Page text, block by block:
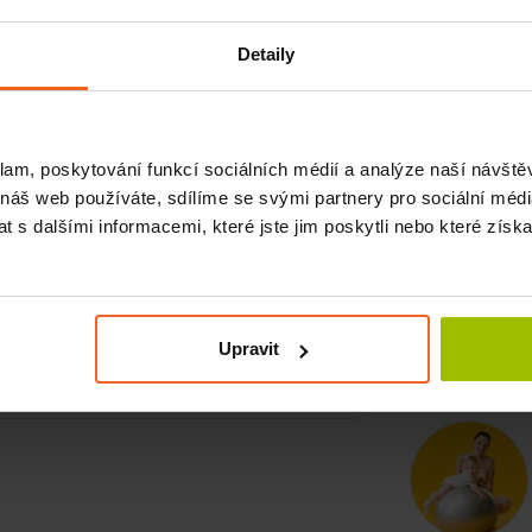
Detaily
poskytování funkcí sociálních médií a analýze naší
web používáte, sdílíme se svými partnery pro sociální
s dalšími informacemi, které jste jim poskytli nebo které
Upravit
trouba
pro vaše dítě. Tento pruhovaný tygřík
mu skvělým společníkem. Tygřík je